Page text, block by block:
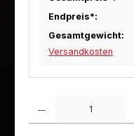
Endpreis*:
Gesamtgewicht:
Versandkosten